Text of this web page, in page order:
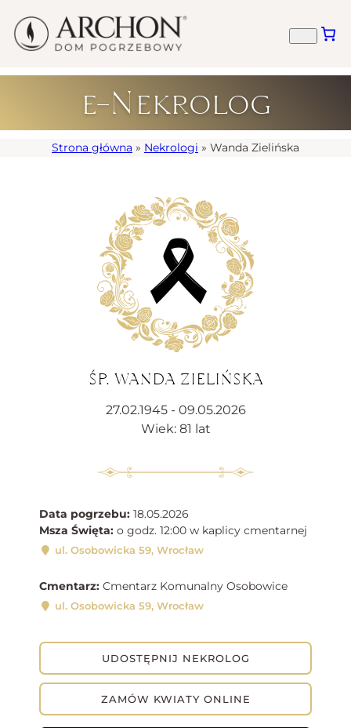
e-Nekrolog
Strona główna » Nekrologi » Wanda Zielińska
ŚP. WANDA ZIELIŃSKA
27.02.1945 - 09.05.2026
Wiek: 81 lat
Data pogrzebu: 18.05.2026
Msza Święta: o godz. 12:00 w kaplicy cmentarnej
ul. Osobowicka 59, Wrocław
Cmentarz: Cmentarz Komunalny Osobowice
ul. Osobowicka 59, Wrocław
UDOSTĘPNIJ NEKROLOG
ZAMÓW KWIATY ONLINE